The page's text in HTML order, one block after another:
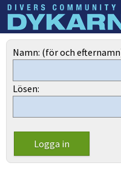
Dyknyheter
Namn: (för och
Lösen: